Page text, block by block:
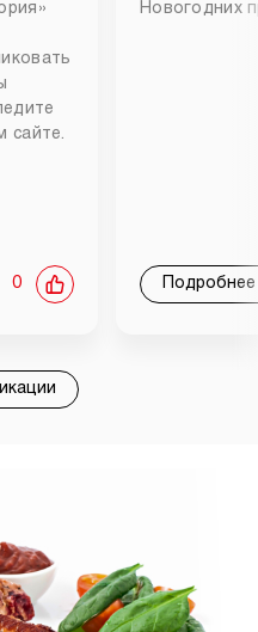
сайте.
0
Новогодних
Подробнее